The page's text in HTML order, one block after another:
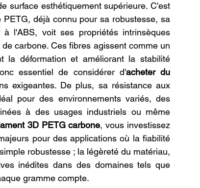
surface esthétiquement supérieure. C'est
déjà connu pour sa robustesse, sa
l'ABS, voit ses propriétés intrinsèques
carbone. Ces fibres agissent comme un
la déformation et améliorant la stabilité
essentiel de considérer d'acheter du
exigeantes. De plus, sa résistance aux
pour des environnements variés, des
à des usages industriels ou même
3D PETG carbone, vous investissez
pour des applications où la fiabilité
robustesse ; la légèreté du matériau,
inédites dans des domaines tels que
gramme compte.